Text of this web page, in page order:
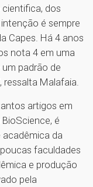
dos
é sempre
Capes. Há 4 anos
nota 4 em uma
um padrão de
Malafaia.
artigos em
é
da
faculdades
e produção
pela